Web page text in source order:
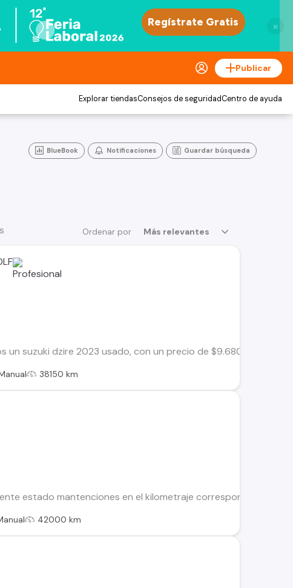
×
Publicar
Explorar tiendasConsejos de seguridadCentro de ayuda
BlueBook Notificaciones Guardar búsqueda
Ordenar por Más relevantes
un suzuki dzire 2023 usado, con un precio de $9.680.000,
38150 km
estado mantenciones en el kilometraje correspondiente
42000 km